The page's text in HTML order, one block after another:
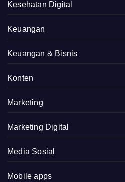
Kesehatan Digital
Keuangan
Keuangan & Bisnis
Konten
Marketing
Marketing Digital
Media Sosial
Mobile apps